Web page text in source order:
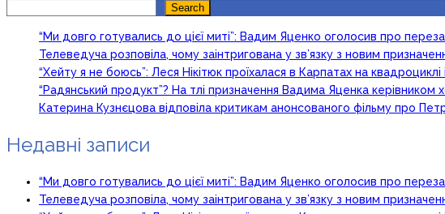
Search
“Ми довго готувались до цієї миті”: Вадим Яценко оголосив про
Телеведуча розповіла, чому заінтригована у зв’язку з новим
“Хейту я не боюсь”: Леся Нікітюк проїхалася в Карпатах на квадроциклі і
“Радянський продукт”? На тлі призначення Вадима Яценка
Катерина Кузнєцова відповіла критикам анонсованого фільму про
Недавні записи
“Ми довго готувались до цієї миті”: Вадим Яценко оголосив про
Телеведуча розповіла, чому заінтригована у зв’язку з новим